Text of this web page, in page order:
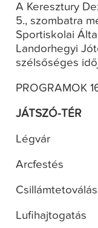
A Keresztury
5., szombatra
Sportiskolai
Landorhegyi
szélsőséges
PROGRAMOK
JÁTSZÓ-TÉR
Légvár
Arcfestés
Csillámtetoválás
Lufihajtogatás